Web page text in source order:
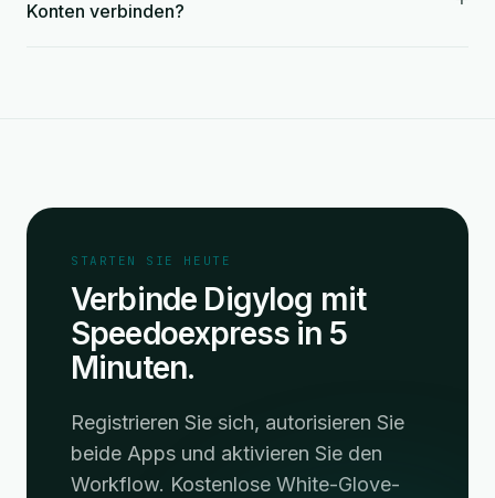
Konten verbinden?
STARTEN SIE HEUTE
Verbinde Digylog mit
Speedoexpress in 5
Minuten.
Registrieren Sie sich, autorisieren Sie
beide Apps und aktivieren Sie den
Workflow. Kostenlose White-Glove-